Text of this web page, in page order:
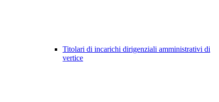
Titolari di incarichi dirigenziali amministrativi di
vertice